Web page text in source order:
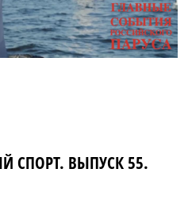
СПОРТ. ВЫПУСК 55.